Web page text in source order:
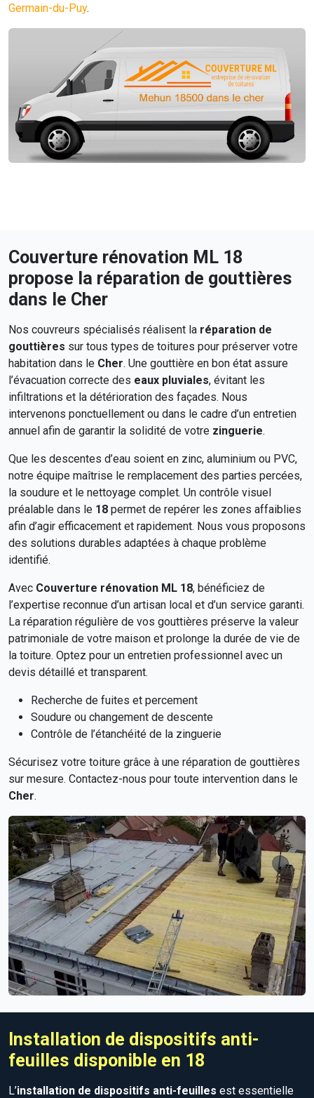
Germain-du-Puy.
Couverture rénovation ML 18
propose la réparation de gouttières
dans le Cher
Nos couvreurs spécialisés réalisent la réparation de
gouttières sur tous types de toitures pour préserver votre
habitation dans le Cher. Une gouttière en bon état assure
l’évacuation correcte des eaux pluviales, évitant les
infiltrations et la détérioration des façades. Nous
intervenons ponctuellement ou dans le cadre d’un entretien
annuel afin de garantir la solidité de votre zinguerie.
Que les descentes d’eau soient en zinc, aluminium ou PVC,
notre équipe maîtrise le remplacement des parties percées,
la soudure et le nettoyage complet. Un contrôle visuel
préalable dans le 18 permet de repérer les zones affaiblies
afin d’agir efficacement et rapidement. Nous vous proposons
des solutions durables adaptées à chaque problème
identifié.
Avec Couverture rénovation ML 18, bénéficiez de
l’expertise reconnue d’un artisan local et d’un service garanti.
La réparation régulière de vos gouttières préserve la valeur
patrimoniale de votre maison et prolonge la durée de vie de
la toiture. Optez pour un entretien professionnel avec un
devis détaillé et transparent.
Recherche de fuites et percement
Soudure ou changement de descente
Contrôle de l’étanchéité de la zinguerie
Sécurisez votre toiture grâce à une réparation de gouttières
sur mesure. Contactez-nous pour toute intervention dans le
Cher.
Installation de dispositifs anti-
feuilles disponible en 18
L’installation de dispositifs anti-feuilles est essentielle